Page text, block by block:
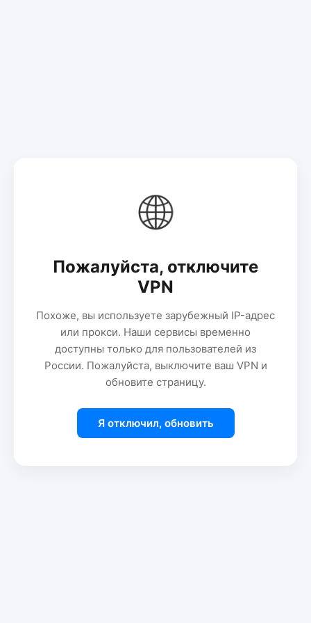
🌐
Пожалуйста, отключите
VPN
Похоже, вы используете зарубежный IP-адрес
или прокси. Наши сервисы временно
доступны только для пользователей из
России. Пожалуйста, выключите ваш VPN и
обновите страницу.
Я отключил, обновить